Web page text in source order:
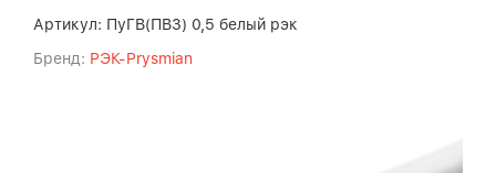
Артикул: ПуГВ(ПВ3) 0,5 белый рэк
Бренд: РЭК-Prysmian